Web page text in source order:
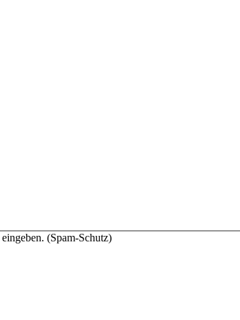
(Spam-Schutz)